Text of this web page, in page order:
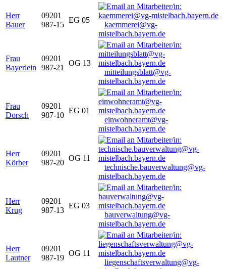
Herr
Bauer
09201
987-15
EG 05
kaemmerei@vg-
mistelbach.bayern.de
Frau
Bayerlein
09201
987-21
OG 13
mitteilungsblatt@vg-
mistelbach.bayern.de
Frau
Dorsch
09201
987-10
EG 01
einwohneramt@vg-
mistelbach.bayern.de
Herr
Körber
09201
987-20
OG 11
technische.bauverwaltung@vg-
mistelbach.bayern.de
Herr
Krug
09201
987-13
EG 03
bauverwaltung@vg-
mistelbach.bayern.de
Herr
Lautner
09201
987-19
OG 11
liegenschaftsverwaltung@vg-